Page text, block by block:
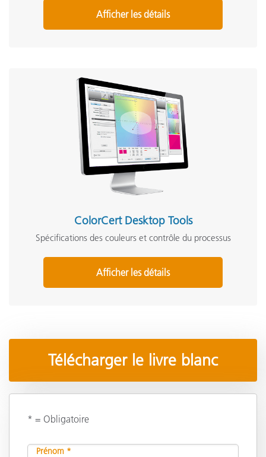
Afficher les détails
ColorCert Desktop Tools
Spécifications des couleurs et contrôle du processus
Afficher les détails
Télécharger le livre blanc
* = Obligatoire
Prénom *